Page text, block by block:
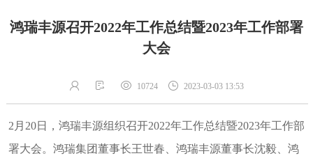
鸿瑞丰源召开2022年工作总结暨2023年工作部署
大会
10724 2023-03-03 13:53
2月20日，鸿瑞丰源组织召开2022年工作总结暨2023年工作部
署大会。鸿瑞集团董事长王世春、鸿瑞丰源董事长沈毅、鸿